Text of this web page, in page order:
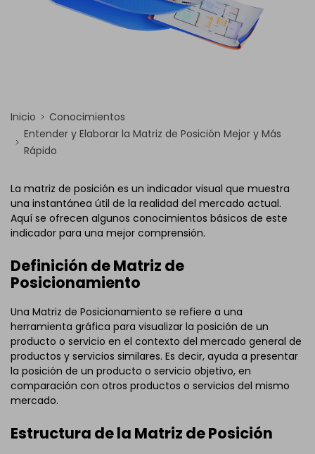
Inicio
Conocimientos
Entender y Elaborar la Matriz de Posición Mejor y Más
Rápido
La matriz de posición es un indicador visual que muestra
una instantánea útil de la realidad del mercado actual.
Aquí se ofrecen algunos conocimientos básicos de este
indicador para una mejor comprensión.
Definición de Matriz de
Posicionamiento
Una Matriz de Posicionamiento se refiere a una
herramienta gráfica para visualizar la posición de un
producto o servicio en el contexto del mercado general de
productos y servicios similares. Es decir, ayuda a presentar
la posición de un producto o servicio objetivo, en
comparación con otros productos o servicios del mismo
mercado.
Estructura de la Matriz de Posición